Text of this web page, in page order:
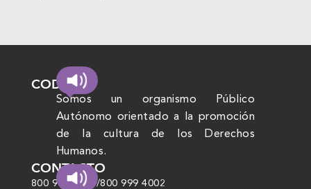
CODHEM
Somos un organismo Público
Autónomo orientado a la promoción
de la cultura de los Derechos
Humanos.
CONTACTO
800 999 4000/800 999 4002